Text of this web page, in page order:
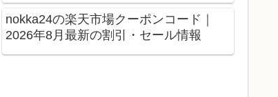
nokka24の楽天市場クーポンコード｜
2026年8月最新の割引・セール情報